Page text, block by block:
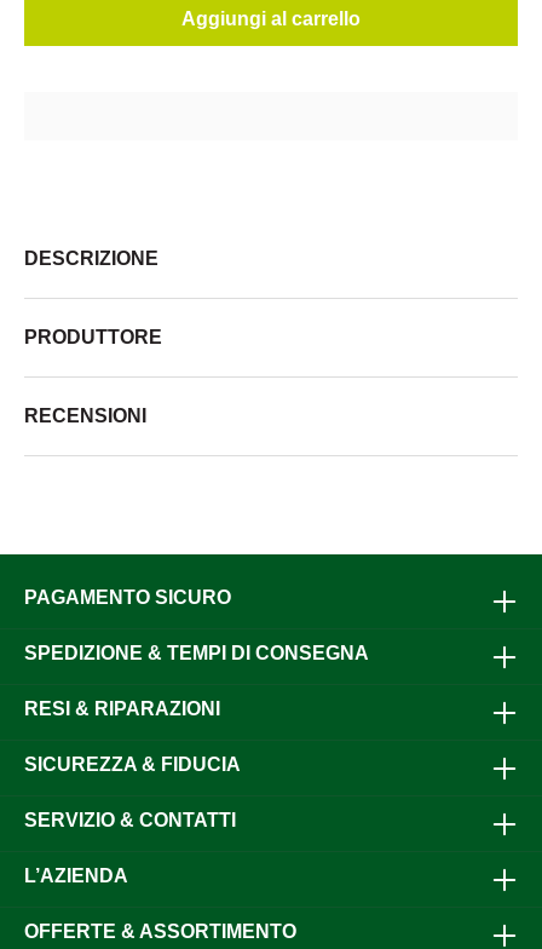
Aggiungi al carrello
DESCRIZIONE
PRODUTTORE
RECENSIONI
PAGAMENTO SICURO
SPEDIZIONE & TEMPI DI CONSEGNA
RESI & RIPARAZIONI
SICUREZZA & FIDUCIA
SERVIZIO & CONTATTI
L’AZIENDA
OFFERTE & ASSORTIMENTO